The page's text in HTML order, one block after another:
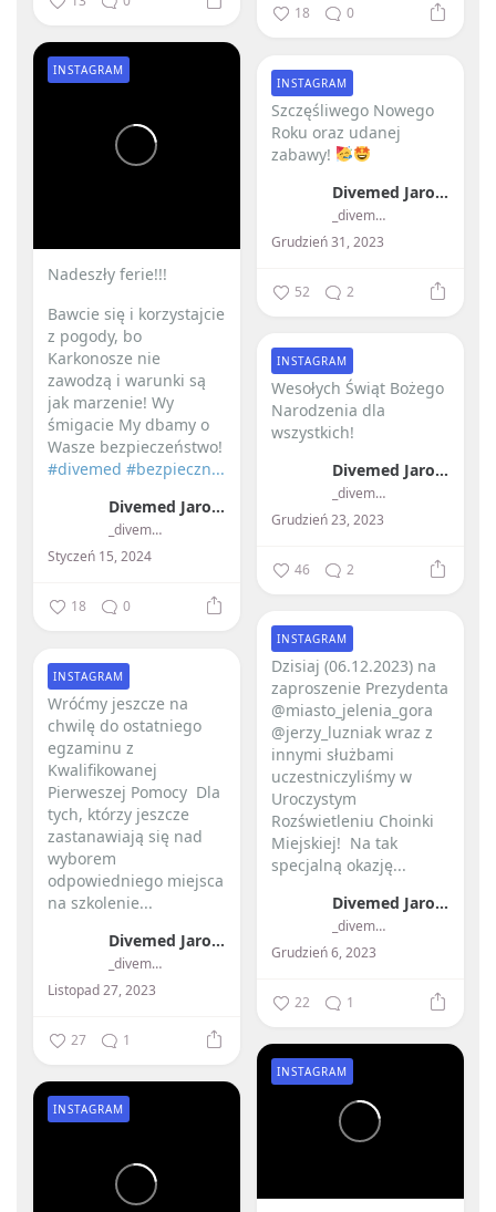
18 0
Nadeszły ferie!!! ️
Bawcie się i korzystajcie
z pogody, bo
Karkonosze nie
zawodzą i warunki są
jak marzenie!Wy
śmigacie My dbamy o
Wasze bezpieczeństwo!
#divemed #bezpieczn...
Divemed Jarosław Przybylski
_divemed_
Styczeń 15, 2024
INSTAGRAM
18 0
Szczęśliwego Nowego
Roku oraz udanej
zabawy!
Divemed Jarosław Przybylski
_divemed_
Grudzień 31, 2023
INSTAGRAM
52 2
Wesołych Świąt Bożego
Narodzenia dla
wszystkich! ️
Divemed Jarosław Przybylski
_divemed_
Grudzień 23, 2023
INSTAGRAM
46 2
Dzisiaj (06.12.2023) na
zaproszenie Prezydenta
@miasto_jelenia_gora
@jerzy_luzniak wraz z
innymi służbami
uczestniczyliśmy w
Uroczystym
Rozświetleniu Choinki
Miejskiej! ️ Na tak
specjalną okazję...
Divemed Jarosław Przybylski
_divemed_
Grudzień 6, 2023
INSTAGRAM
22 1
Wróćmy jeszcze na
chwilę do ostatniego
egzaminu z
Kwalifikowanej
Pierweszej Pomocy ️ Dla
tych, którzy jeszcze
zastanawiają się nad
wyborem
odpowiedniego miejsca
na szkolenie...
Divemed Jarosław Przybylski
_divemed_
Listopad 27, 2023
INSTAGRAM
27 1
INSTAGRAM
INSTAGRAM